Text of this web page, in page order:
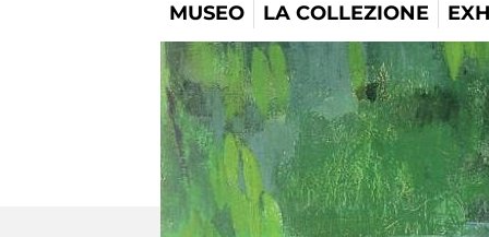
MUSEO LA COLLEZIONE